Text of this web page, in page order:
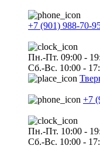
+7 (901) 988-70-
Пн.-Пт. 09:00 -
Сб.-Вс. 10:00 -
+7
Пн.-Пт. 10:00 -
Сб.-Вс. 10:00 -